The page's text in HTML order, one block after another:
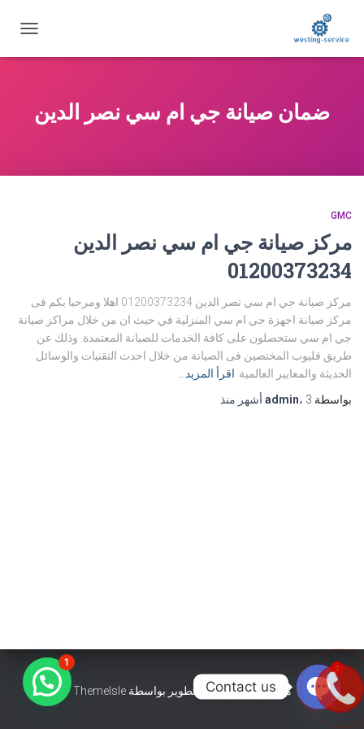
التنقل
ضمان صيانة جي ام سي نصر الدين
GMC
مركز صيانة جي ام سي نصر الدين
01200373234
مركز صيانة جي ام سي نصر الدين 01200373234 اهلا ومرحبا بكم فى
مركز صيانة اجهزة جي ام سي المنزلية في حيث ان من خلال مراكز صيانة
جي ام سي ستحصلون على كافة الخدمات للصيانة المعتمدة. وذلك عن
طريق قليوب المختصين فى الصيانة من خلال احدث التقنيات والوسائل
الحديثة والمعايير العالمية اقرأ المزيد…
بواسطة
admin، 3 أشهر منذ
هستيا (Hestia) | تّم التطوير بواسطة ThemeIsle
1
Contact us
OPEN
2